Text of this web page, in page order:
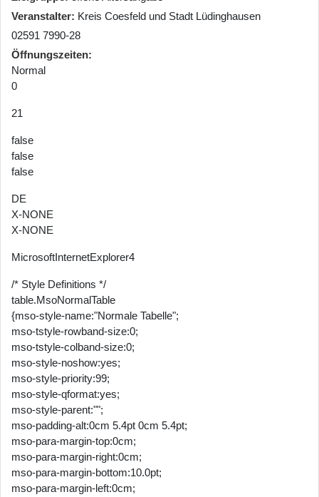
Veranstalter Kreis Coesfeld und Stadt Lüdinghausen
02591 7990-28
Öffnungszeiten
Normal
0
21
false
false
false
DE
X-NONE
X-NONE
MicrosoftInternetExplorer4
/* Style Definitions */
table.MsoNormalTable
{mso-style-name:"Normale Tabelle";
mso-tstyle-rowband-size:0;
mso-tstyle-colband-size:0;
mso-style-noshow:yes;
mso-style-priority:99;
mso-style-qformat:yes;
mso-style-parent:"";
mso-padding-alt:0cm 5.4pt 0cm 5.4pt;
mso-para-margin-top:0cm;
mso-para-margin-right:0cm;
mso-para-margin-bottom:10.0pt;
mso-para-margin-left:0cm;